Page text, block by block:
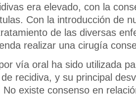
era elevado, con la
Con la introducción de
de las diversas
realizar una cirugía
vía oral ha sido utilizada
recidiva, y su principal
existe consenso en